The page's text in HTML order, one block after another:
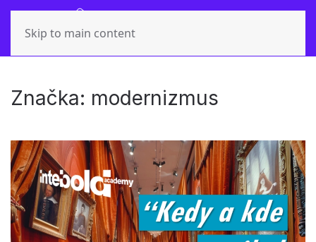
Skip to main content
Značka: modernizmus